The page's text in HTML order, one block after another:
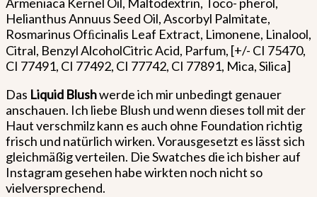
Armeniaca Kernel Oil, Maltodextrin, Toco- pherol,
Helianthus Annuus Seed Oil, Ascorbyl Palmitate,
Rosmarinus Ofﬁcinalis Leaf Extract, Limonene, Linalool,
Citral, Benzyl AlcoholCitric Acid, Parfum, [+/- CI 75470,
CI 77491, CI 77492, CI 77742, CI 77891, Mica, Silica]
Das Liquid Blushwerde ich mir unbedingt genauer
anschauen. Ich liebe Blush und wenn dieses toll mit der
Haut verschmilz kann es auch ohne Foundation richtig
frisch und natürlich wirken. Vorausgesetzt es lässt sich
gleichmäßig verteilen. Die Swatches die ich bisher auf
Instagram gesehen habe wirkten noch nicht so
vielversprechend.